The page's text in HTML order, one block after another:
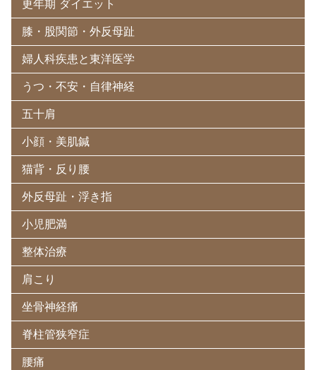
更年期 ダイエット
膝・股関節・外反母趾
婦人科疾患と東洋医学
うつ・不安・自律神経
五十肩
小顔・美肌鍼
猫背・反り腰
外反母趾・浮き指
小児肥満
整体治療
肩こり
坐骨神経痛
脊柱管狭窄症
腰痛